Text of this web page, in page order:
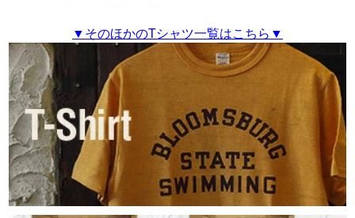
▼そのほかのTシャツ一覧はこちら▼